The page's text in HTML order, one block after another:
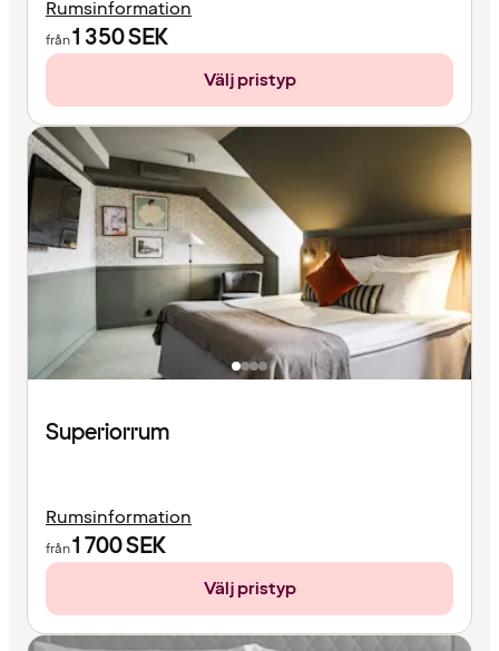
Rumsinformation
från1 350SEK
Välj pristyp
Superiorrum
Rumsinformation
från1 700SEK
Välj pristyp